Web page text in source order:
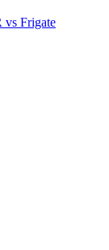
vs Frigate